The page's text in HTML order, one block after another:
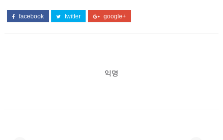
facebook twitter google+
익명